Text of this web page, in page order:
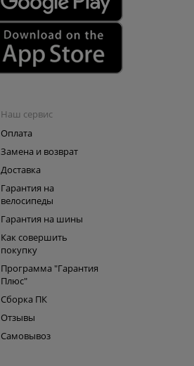
Наш сервис
Оплата
Замена и возврат
Доставка
Гарантия на
велосипеды
Гарантия на шины
Как совершить
покупку
Программа "Гарантия
Плюс"
Сборка ПК
Отзывы
Самовывоз